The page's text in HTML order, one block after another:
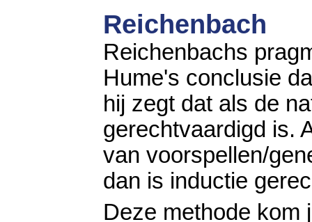
Reichenbach
Reichenbachs
Hume's conclusie
hij zegt dat als de
gerechtvaardigd is.
van voorspellen/
dan is inductie
Deze methode kom